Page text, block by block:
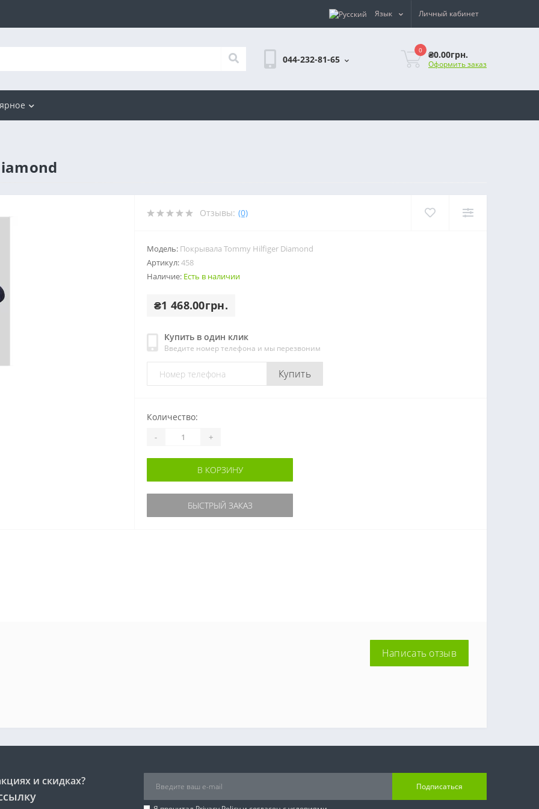
Язык Личный кабинет
044-232-81-65
0 ₴0.00грн.
Оформить заказ
Отзывы: (0)
Модель: Покрывала Tommy Hilfiger Diamond
Артикул:458
Наличие: Есть в наличии
₴1 468.00грн.
Купить в один клик
Введите номер телефона и мы перезвоним
Купить
Количество:
- +
В КОРЗИНУ
БЫСТРЫЙ ЗАКАЗ
Написать отзыв
и скидках? Подписаться